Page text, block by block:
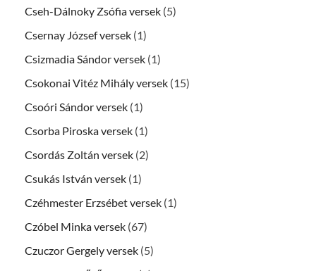
Cseh-Dálnoky Zsófia versek (5)
Csernay József versek (1)
Csizmadia Sándor versek (1)
Csokonai Vitéz Mihály versek (15)
Csoóri Sándor versek (1)
Csorba Piroska versek (1)
Csordás Zoltán versek (2)
Csukás István versek (1)
Czéhmester Erzsébet versek (1)
Czóbel Minka versek (67)
Czuczor Gergely versek (5)